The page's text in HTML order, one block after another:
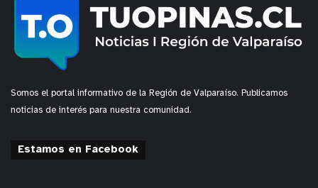
y tú, ¿qué opinas?
Somos el portal informativo de la Región de Valparaíso. Publicamos
noticias de interés para nuestra comunidad.
Estamos en Facebook